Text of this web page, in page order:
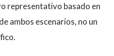
representativo basado en
ambos escenarios, no un